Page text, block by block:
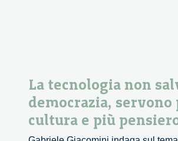
La tecnologia non
democrazia, servono
cultura e più